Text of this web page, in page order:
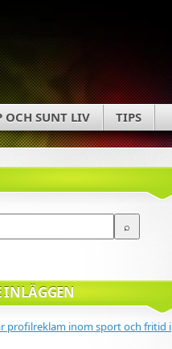
OCH SUNT LIV TIPS
INLÄGGEN
profilreklam inom sport och fritid i